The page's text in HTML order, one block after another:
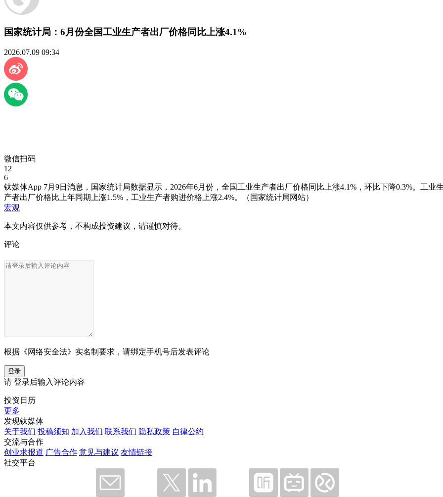
国家统计局：6月份全国工业生产者出厂价格同比上涨4.1%
2026.07.09 09:34
微信扫码
12
6
钛媒体App 7月9日消息，国家统计局数据显示，2026年6月份，全国工业生产者出厂价格同比上涨4.1%，环比下降0.3%。工业
产者出厂价格比上年同期上涨1.5%，工业生产者购进价格上涨2.4%。（国家统计局网站）
宏观
本文内容仅供参考，不构成投资建议，请谨慎对待。
评论
根据《网络安全法》实名制要求，请绑定手机号后发表评论
登录
请 登录后输入评论内容
投资日历
更多
发现钛媒体
关于我们 投稿须知 加入我们 联系我们 隐私政策 自律公约
交流与合作
创业求报道 广告合作 意见与建议 友情链接
社交平台